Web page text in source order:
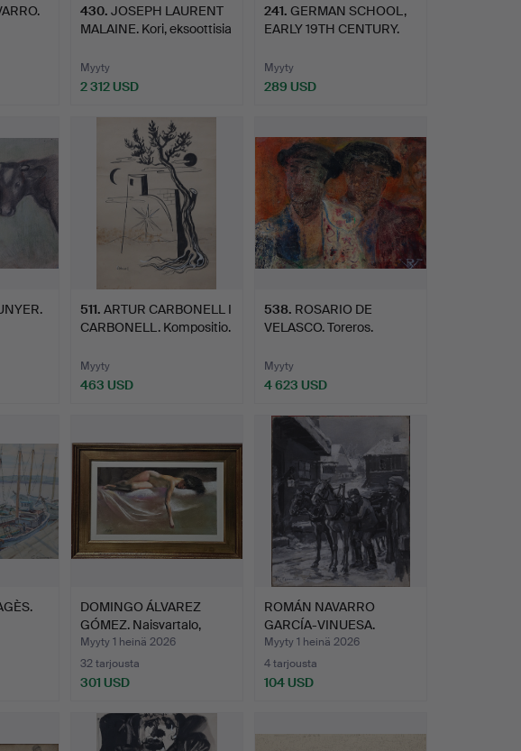
430. JOSEPH LAURENT
MALAINE. Kori, eksoottisia
Myyty
2 312 USD
241. GERMAN SCHOOL,
EARLY 19TH CENTURY.
Myyty
289 USD
511. ARTUR CARBONELL I
CARBONELL. Kompositio.
Myyty
463 USD
538. ROSARIO DE
VELASCO. Toreros.
Myyty
4 623 USD
DOMINGO ÁLVAREZ
GÓMEZ. Naisvartalo,
vahali…
Myyty 1 heinä 2026
32 tarjousta
301 USD
ROMÁN NAVARRO
GARCÍA-VINUESA.
Kuvitus teok…
Myyty 1 heinä 2026
4 tarjousta
104 USD